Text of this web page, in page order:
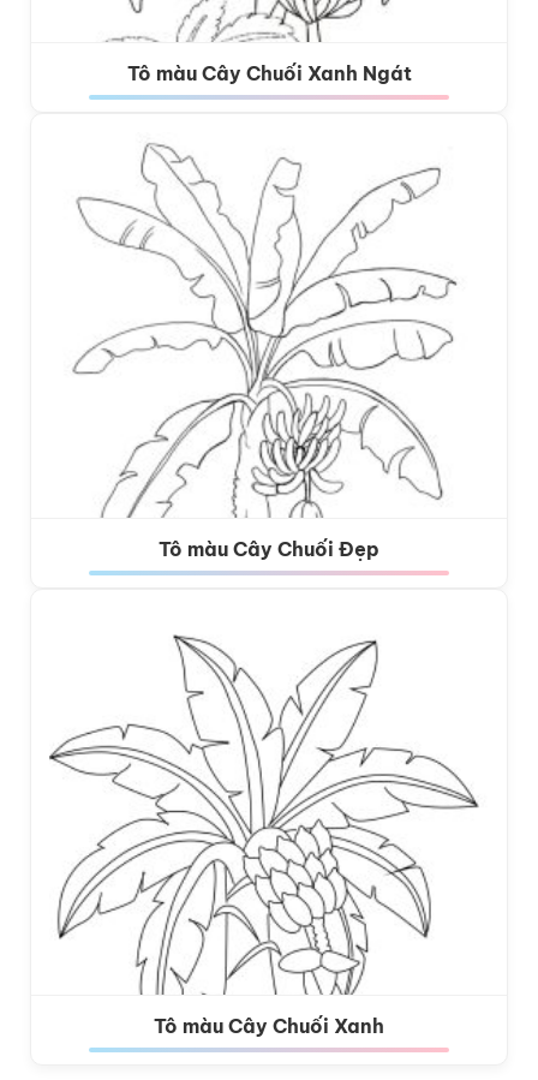
Tô màu Cây Chuối Xanh Ngát
Tô màu Cây Chuối Đẹp
Tô màu Cây Chuối Xanh